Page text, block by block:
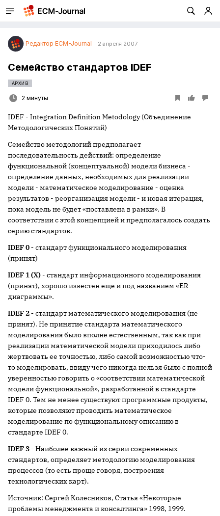
Редактор ECM-Journal 2 апреля 2007
Семейство стандартов IDEF
АРХИВ
2 минуты
IDEF - Integration Definition Metodology (Объединение
Методологических Понятий)
Семейство методологий предполагает
последовательность действий: определение
функциональной (концептуальной) модели бизнеса -
определение данных, необходимых для реализации
модели - математическое моделирование - оценка
результатов - реорганизация модели - и новая итерация,
пока модель не будет «поставлена в рамки». В
соответствии с этой концепцией и предполагалось создать
серию стандартов.
IDEF 0 - стандарт функционального моделирования
(принят)
IDEF 1 (X) - стандарт информационного моделирования
(принят), хорошо известен еще и под названием «ER-
диаграммы».
IDEF 2 - стандарт математического моделирования (не
принят). Не принятие стандарта математического
моделирования было вполне естественным, так как при
реализации математической модели приходилось либо
жертвовать ее точностью, либо самой возможностью что-
то моделировать, ввиду чего никогда нельзя было с полной
уверенностью говорить о «соответствии математической
модели функциональной», разработанной в стандарте
IDEF 0. Тем не менее существуют программные продукты,
которые позволяют проводить математическое
моделирование по функциональному описанию в
стандарте IDEF 0.
IDEF 3 - Наиболее важный из серии современных
стандартов, определяет методологию моделирования
процессов (то есть проще говоря, построения
технологических карт).
Источник: Сергей Колесников, Статья «Некоторые
проблемы менеджмента и консалтинга» 1998, 1999.